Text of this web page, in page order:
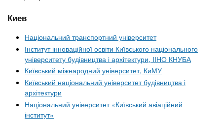
Киев
Національний транспортний університет
Інститут інноваційної освіти Київського національного
університету будівництва і архітектури, ІІНО КНУБА
Київський міжнародний університет, КиМУ
Київський національний університет будівництва і
архітектури
Національний університет «Київський авіаційний
інститут»